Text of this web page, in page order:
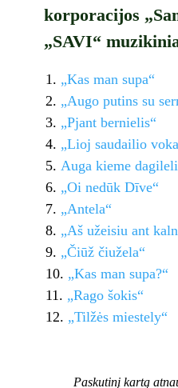
korporacijos
„SAVI“
„Kas man supa“
„Augo putins su
„Pjant bernielis“
„Lioj saudailio
Auga kieme
„Oi nedūk Dīve“
„Antela“
„Aš užeisiu ant
„Čiūž čiužela“
„Kas man supa?“
„Rago šokis“
„Tilžės miestely“
Paskutinį kartą